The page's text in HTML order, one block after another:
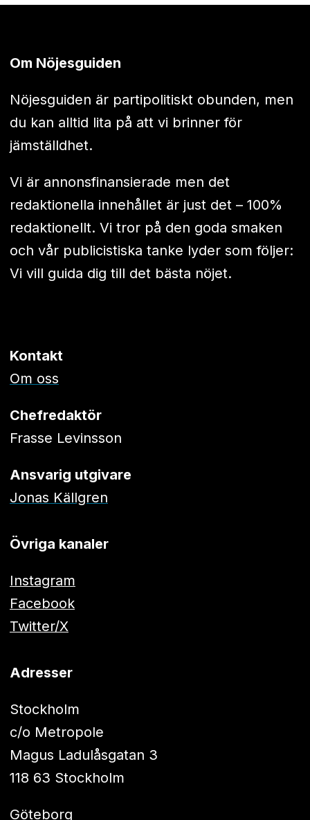
Om Nöjesguiden
Nöjesguiden är partipolitiskt obunden, men
du kan alltid lita på att vi brinner för
jämställdhet.
Vi är annonsfinansierade men det
redaktionella innehållet är just det – 100%
redaktionellt. Vi tror på den goda smaken
och vår publicistiska tanke lyder som följer:
Vi vill guida dig till det bästa nöjet.
Kontakt
Om oss
Chefredaktör
Frasse Levinsson
Ansvarig utgivare
Jonas Källgren
Övriga kanaler
Instagram
Facebook
Twitter/X
Adresser
Stockholm
c/o Metropole
Magus Ladulåsgatan 3
118 63 Stockholm
Göteborg